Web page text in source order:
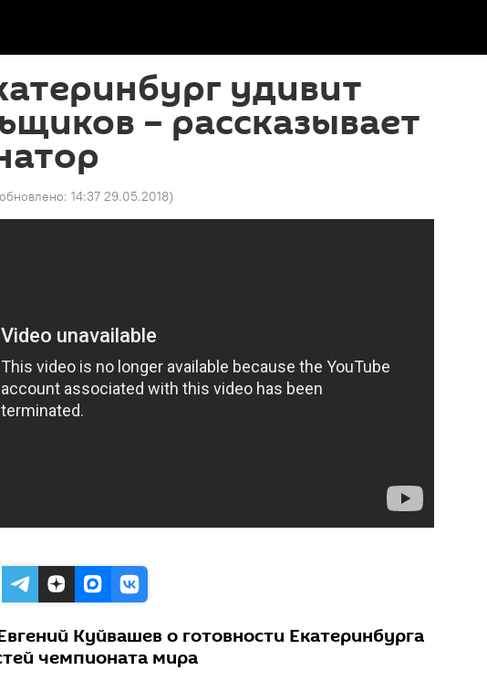
удивит
– рассказывает
14:37 29.05.2018)
Куйвашев о готовности Екатеринбурга
чемпионата мира